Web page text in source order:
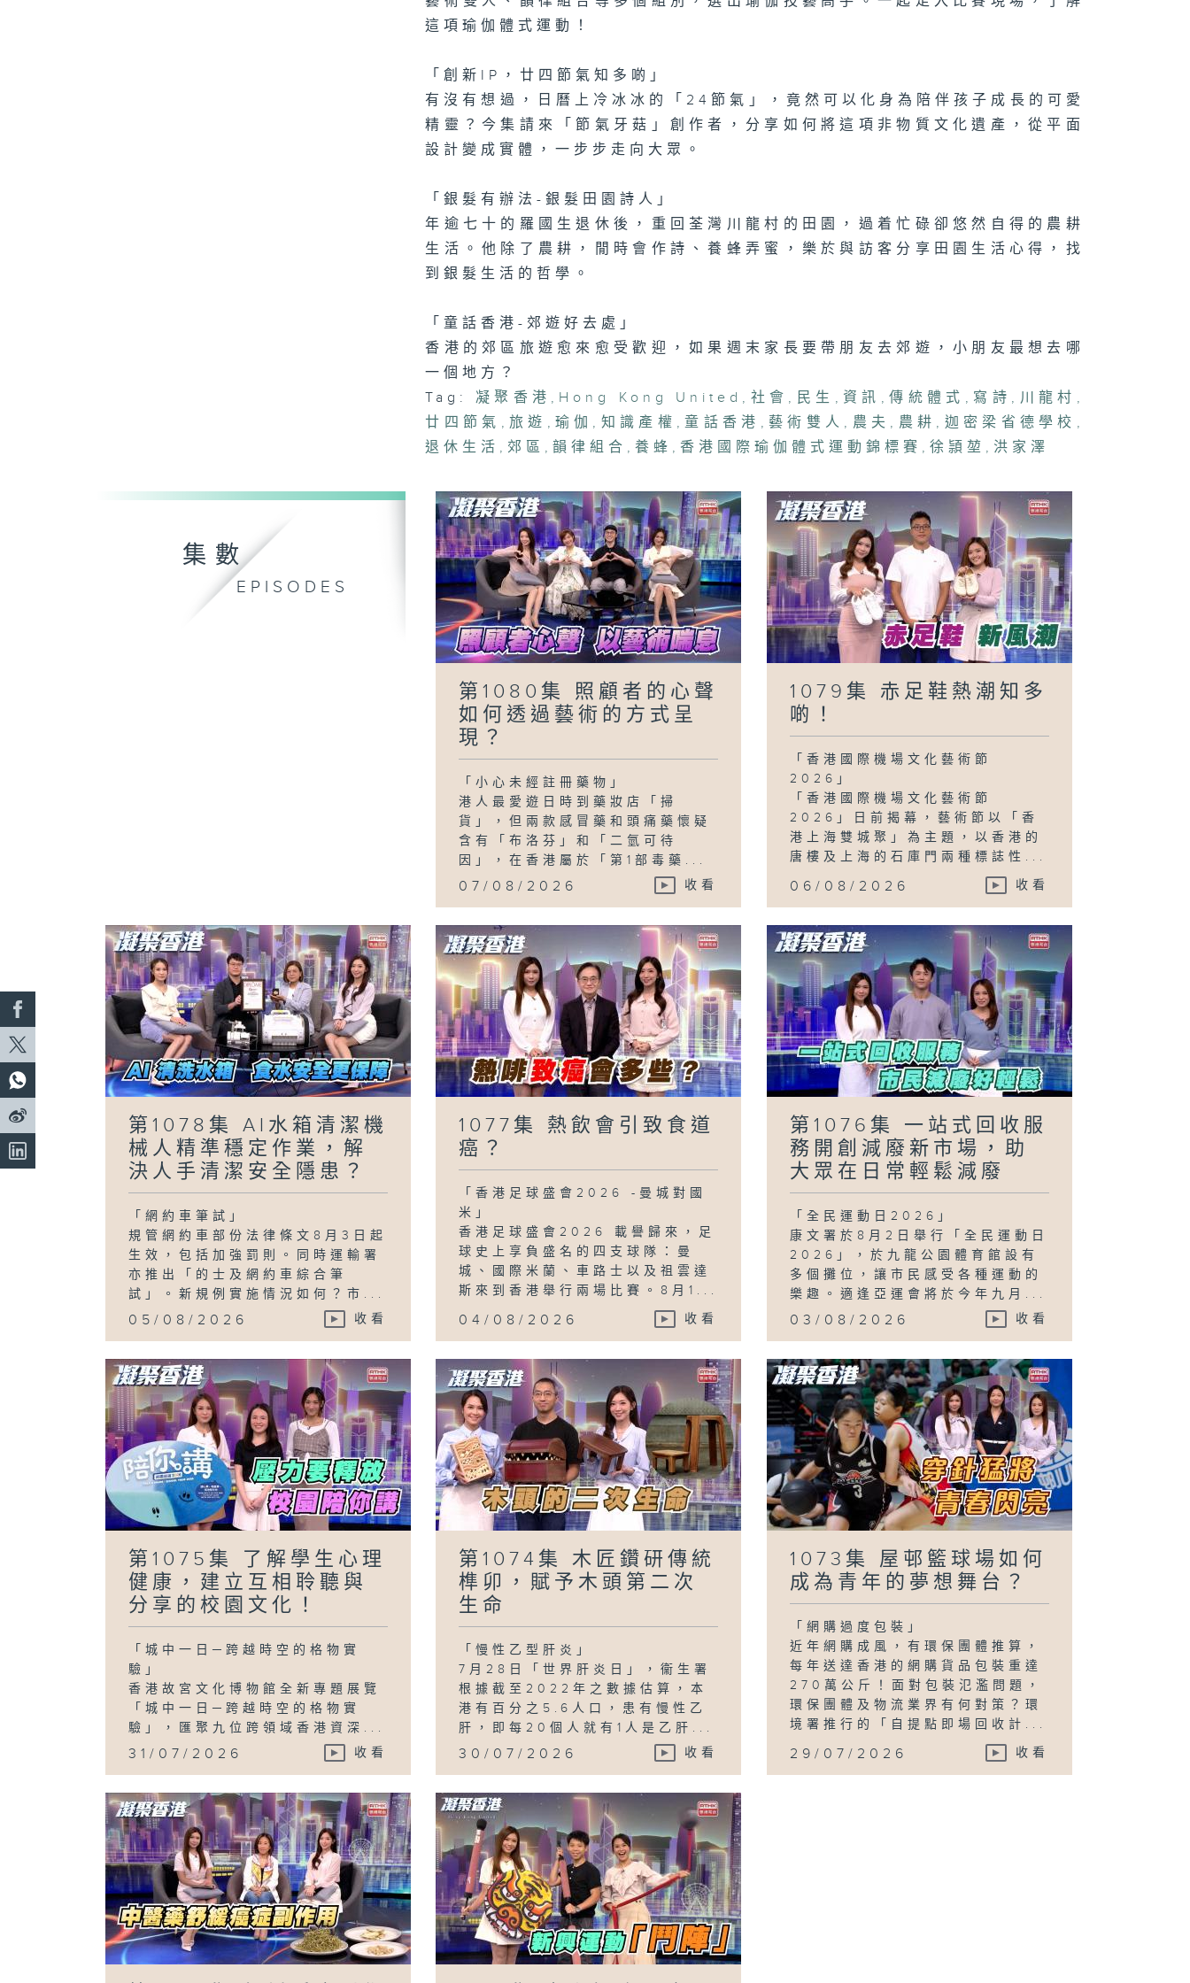
有法
1071集 大人細路
都啱玩！新興運動
「鬥陣」點樣透過
趣味對壘凝聚社
這項瑜伽體式運動！
「創新IP，廿四節氣知多啲」
有沒有想過，日曆上冷冰冰的「24節氣」，竟然可以化身為陪伴孩子成長的可愛
精靈？今集請來「節氣牙菇」創作者，分享如何將這項非物質文化遺產，從平面
設計變成實體，一步步走向大眾。
「銀髮有辦法-銀髮田園詩人」
年逾七十的羅國生退休後，重回荃灣川龍村的田園，過着忙碌卻悠然自得的農耕
生活。他除了農耕，閒時會作詩、養蜂弄蜜，樂於與訪客分享田園生活心得，找
到銀髮生活的哲學。
「童話香港-郊遊好去處」
香港的郊區旅遊愈來愈受歡迎，如果週末家長要帶朋友去郊遊，小朋友最想去哪
一個地方？
Tag:
凝聚香港 , Hong Kong United , 社會 , 民生 , 資訊 , 傳統體式 , 寫詩 , 川龍村 ,
廿四節氣 , 旅遊 , 瑜伽 , 知識產權 ,童話香港 , 藝術雙人 , 農夫 , 農耕 , 迦密梁省德學校 ,
退休生活 , 郊區 ,韻律組合 ,養蜂 , 香港國際瑜伽體式運動錦標賽 ,徐頴堃 , 洪家澤
集數
EPISODES
第1080集 照顧者的心聲
如何透過藝術的方式呈
現？
「小心未經註冊藥物」
港人最愛遊日時到藥妝店「掃
貨」，但兩款感冒藥和頭痛藥懷疑
含有「布洛芬」和「二氫可待
因」，在香港屬於「第1部毒藥...
07/08/2026 收看
1079集 赤足鞋熱潮知多
啲！
「香港國際機場文化藝術節
2026」
「香港國際機場文化藝術節
2026」日前揭幕，藝術節以「香
港上海雙城聚」為主題，以香港的
唐樓及上海的石庫門兩種標誌性...
06/08/2026 收看
第1078集 AI水箱清潔機
械人精準穩定作業，解
決人手清潔安全隱患？
「網約車筆試」
規管網約車部份法律條文8月3日起
生效，包括加強罰則。同時運輸署
亦推出「的士及網約車綜合筆
試」。新規例實施情況如何？市...
05/08/2026 收看
1077集 熱飲會引致食道
癌？
「香港足球盛會2026 -曼城對國
米」
香港足球盛會2026 載譽歸來，足
球史上享負盛名的四支球隊：曼
城、國際米蘭、車路士以及祖雲達
斯來到香港舉行兩場比賽。8月1...
04/08/2026 收看
第1076集 一站式回收服
務開創減廢新市場，助
大眾在日常輕鬆減廢
「全民運動日2026」
康文署於8月2日舉行「全民運動日
2026」，於九龍公園體育館設有
多個攤位，讓市民感受各種運動的
樂趣。適逢亞運會將於今年九月...
03/08/2026 收看
第1075集 了解學生心理
健康，建立互相聆聽與
分享的校園文化！
「城中一日─跨越時空的格物實
驗」
香港故宮文化博物館全新專題展覽
「城中一日─跨越時空的格物實
驗」，匯聚九位跨領域香港資深...
31/07/2026 收看
第1074集 木匠鑽研傳統
榫卯，賦予木頭第二次
生命
「慢性乙型肝炎」
7月28日「世界肝炎日」，衞生署
根據截至2022年之數據估算，本
港有百分之5.6人口，患有慢性乙
肝，即每20個人就有1人是乙肝...
30/07/2026 收看
1073集 屋邨籃球場如何
成為青年的夢想舞台？
「網購過度包裝」
近年網購成風，有環保團體推算，
每年送達香港的網購貨品包裝重達
270萬公斤！面對包裝氾濫問題，
環保團體及物流業界有何對策？環
境署推行的「自提點即場回收計...
29/07/2026 收看